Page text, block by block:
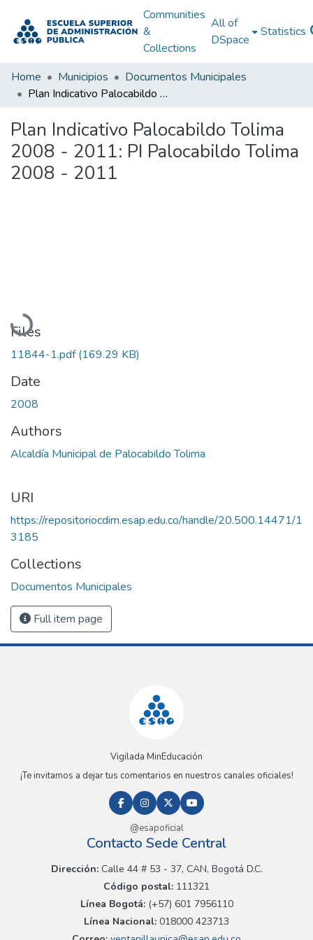
Communities
&
Collections
All of
DSpace
Statistics
Home Municipios
Documentos Municipales
Plan Indicativo Palocabildo Tolima 2008 - 2011: PI Palocabildo Tolima 2008 - 2011
Plan Indicativo Palocabildo Tolima
2008 - 2011: PI Palocabildo Tolima
2008 - 2011
Loading...
Files
11844-1.pdf(169.29 KB)
Date
2008
Authors
Alcaldía Municipal de Palocabildo Tolima
URI
https://repositoriocdim.esap.edu.co/handle/20.500.14471/1
3185
Collections
Documentos Municipales
Full item page
Vigilada MinEducación
¡Te invitamos a dejar tus comentarios en nuestros canales oficiales!
@esapoficial
Contacto Sede Central
Dirección:Calle 44 # 53 - 37, CAN, Bogotá D.C.
Código postal: 111321
Línea Bogotá:(+57) 601 7956110
Línea Nacional: 018000 423713